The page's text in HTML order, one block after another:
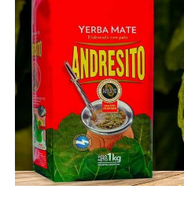
O ingresa
esperamos en el portal de la
información y la mejor
#Rock #Nacional,
#RockandRoll, #Noticias y
esperamos
Faceboock: H2O Radio
Onlinehttps://